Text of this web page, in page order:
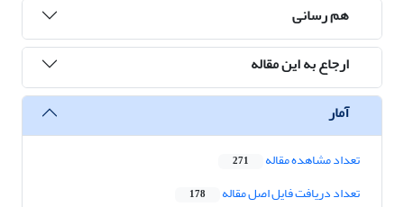
هم رسانی
ارجاع به این مقاله
آمار
تعداد مشاهده مقاله 271
تعداد دریافت فایل اصل مقاله 178